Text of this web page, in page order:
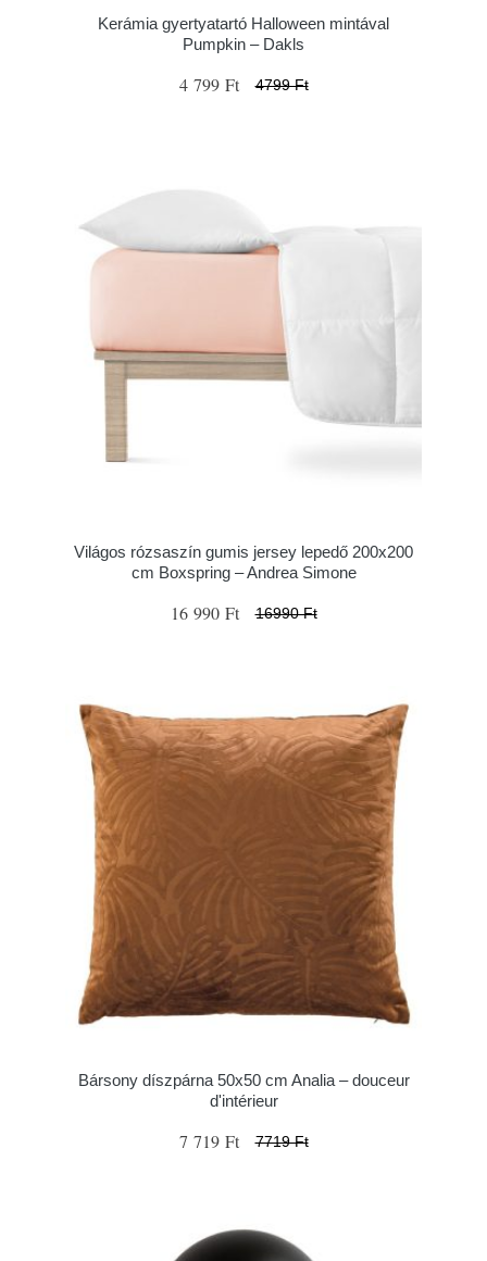
Kerámia gyertyatartó Halloween mintával
Pumpkin – Dakls
4 799 Ft 4799 Ft
Világos rózsaszín gumis jersey lepedő 200x200
cm Boxspring – Andrea Simone
16 990 Ft 16990 Ft
Bársony díszpárna 50x50 cm Analia – douceur
d'intérieur
7 719 Ft 7719 Ft